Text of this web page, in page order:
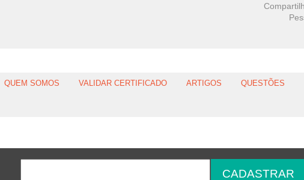
QUEM SOMOS VALIDAR CERTIFICADO ARTIGOS QUESTÕES